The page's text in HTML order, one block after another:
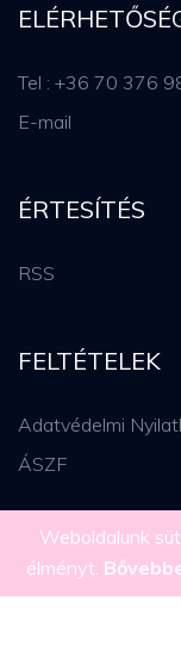
Tel : +36 70 376
E-mail
ÉRTESÍTÉS
RSS
FELTÉTELEK
Adatvédelmi
ÁSZF
Copyright ©2026
Weboldalunk
élményt.